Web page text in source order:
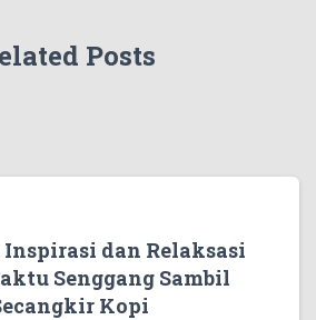
Posts
dan Relaksasi
Senggang Sambil
Kopi